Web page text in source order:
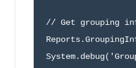
// Get grouping